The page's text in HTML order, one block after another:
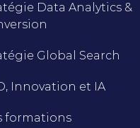
Data Analytics &
Global Search
Innovation et IA
formations